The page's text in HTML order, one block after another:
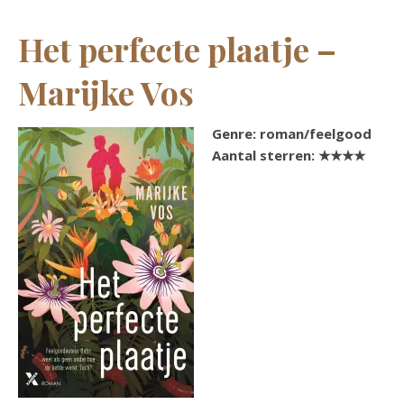
Het perfecte plaatje –
Marijke Vos
Genre: roman/feelgood
Aantal sterren: ★★★★